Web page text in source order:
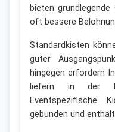
bieten
oft bessere
Standardkisten
guter
hingegen erfordern
liefern in der
Eventspezifische
gebunden und